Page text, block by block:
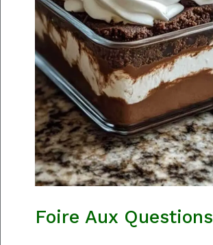
Foire Aux Questions